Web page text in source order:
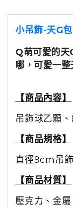
小吊飾-天G
Q萌可愛的天
哪，可愛一整
【商品內容】
吊飾球乙顆
【商品規格】
直徑9cm 吊
【商品材質】
壓克力、金